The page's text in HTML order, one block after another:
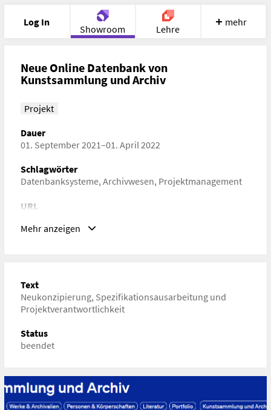
Log In
Showroom Lehre
Portfolio Image
mehr
Neue Online Datenbank von
Kunstsammlung und Archiv
Projekt
Dauer
01. September 2021–01. April 2022
Schlagwörter
Datenbanksysteme, Archivwesen, Projektmanagement
URL
Mehr anzeigen
Text
Neukonzipierung, Spezifikationsausarbeitung und
Projektverantwortlichkeit
Status
beendet